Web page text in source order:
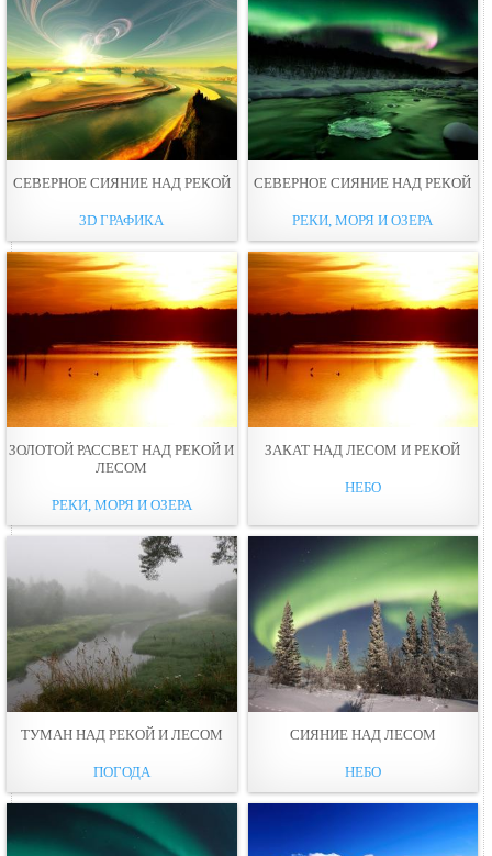
СЕВЕРНОЕ СИЯНИЕ НАД РЕКОЙ
3D ГРАФИКА
СЕВЕРНОЕ СИЯНИЕ НАД РЕКОЙ
РЕКИ, МОРЯ И ОЗЕРА
ЗОЛОТОЙ РАССВЕТ НАД РЕКОЙ И
ЛЕСОМ
РЕКИ, МОРЯ И ОЗЕРА
ЗАКАТ НАД ЛЕСОМ И РЕКОЙ
НЕБО
ТУМАН НАД РЕКОЙ И ЛЕСОМ
ПОГОДА
СИЯНИЕ НАД ЛЕСОМ
НЕБО